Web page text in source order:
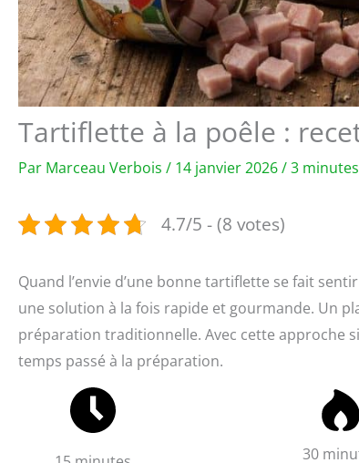
Tartiflette à la poêle :
Par Marceau Verbois / 14 janvier 2026/3
4.7/5 - (8 votes)
Quand l’envie d’une bonne tartiflette se fait
une solution à la fois rapide et gourmande. Un
préparation traditionnelle. Avec cette approche
temps passé à la préparation.
30